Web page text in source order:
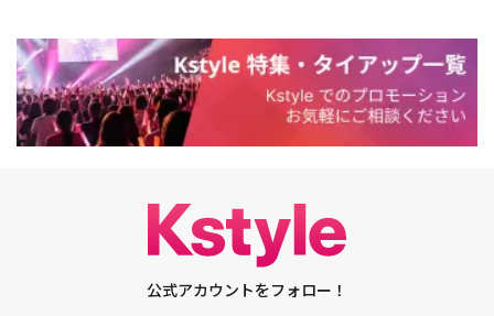
公式アカウントをフォロー！